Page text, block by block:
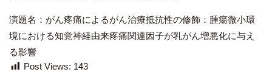
演題名：がん疼痛によるがん治療抵抗性の修飾：腫瘍微小環
境における知覚神経由来疼痛関連因子が乳がん増悪化に与え
る影響
Post Views: 143